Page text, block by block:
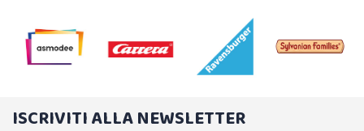
ISCRIVITI ALLA NEWSLETTER